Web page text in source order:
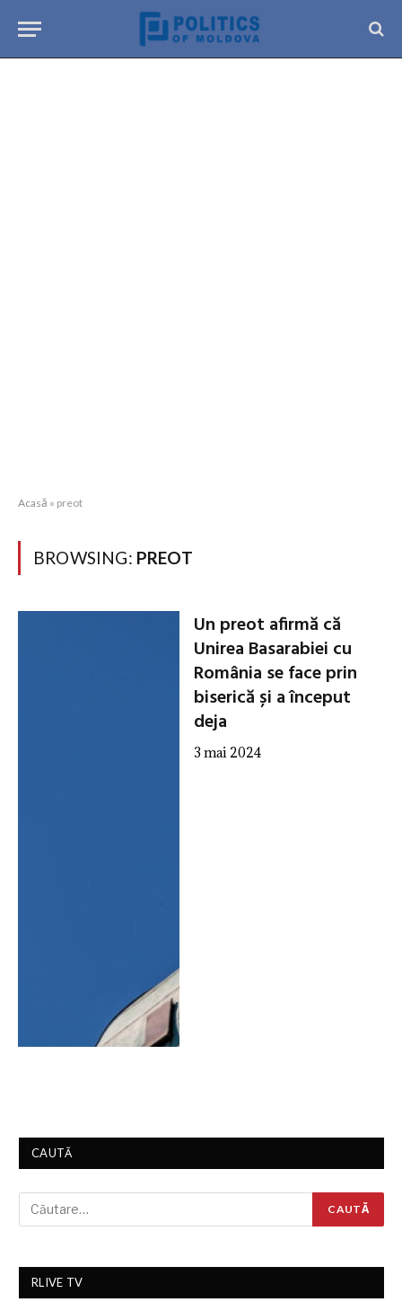
Acasă » preot
BROWSING: PREOT
Un preot afirmă că
Unirea Basarabiei cu
România se face prin
biserică și a început
deja
3 mai 2024
CAUTĂ
RLIVE TV